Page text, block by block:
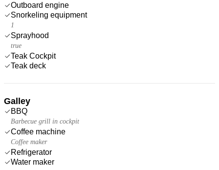
Outboard engine
Snorkeling equipment
1
Sprayhood
true
Teak Cockpit
Teak deck
Galley
BBQ
Barbecue grill in cockpit
Coffee machine
Coffee maker
Refrigerator
Water maker